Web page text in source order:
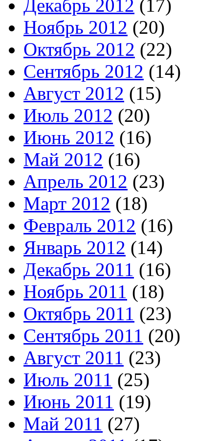
Декабрь 2012 (17)
Ноябрь 2012 (20)
Октябрь 2012 (22)
Сентябрь 2012 (14)
Август 2012 (15)
Июль 2012 (20)
Июнь 2012 (16)
Май 2012 (16)
Апрель 2012 (23)
Март 2012 (18)
Февраль 2012 (16)
Январь 2012 (14)
Декабрь 2011 (16)
Ноябрь 2011 (18)
Октябрь 2011 (23)
Сентябрь 2011 (20)
Август 2011 (23)
Июль 2011 (25)
Июнь 2011 (19)
Май 2011 (27)